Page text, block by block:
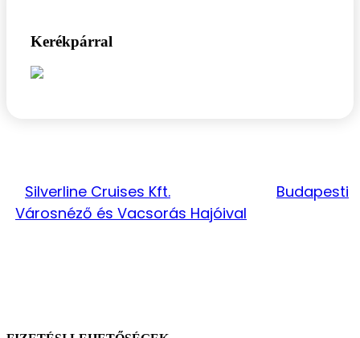
Kerékpárral
Silverline Cruises Kft.
Budapesti
Városnéző és Vacsorás Hajóival